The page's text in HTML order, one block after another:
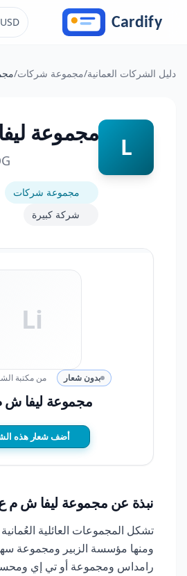
USD
دليل الشركات العمانية/مجموعة شركات/
L
مجموعة
مجموعة شركات
شركة كبيرة
Li
بدون شعار من مكتبة
مجموعة ليفا ش
أضف شعار هذه
نبذة عن مجموعة ليفا ش م
تشكل المجموعات العائلية العُمانية
ومنها مؤسسة الزبير ومجموعة
رامداس ومجموعة أو تي إي